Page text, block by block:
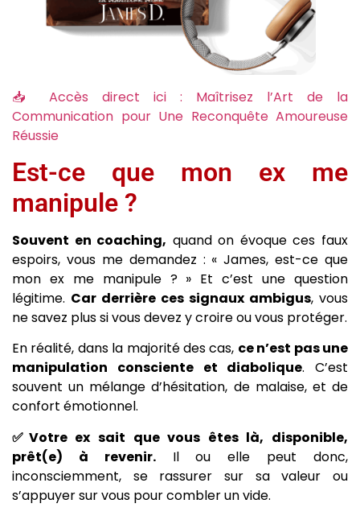
📥 Accès direct ici : Maîtrisez l’Art de la
Communication pour Une Reconquête Amoureuse
Réussie
Est-ce que mon ex me
manipule ?
Souvent en coaching, quand on évoque ces faux
espoirs, vous me demandez : « James, est-ce que
mon ex me manipule ? » Et c’est une question
légitime. Car derrière ces signaux ambigus, vous
ne savez plus si vous devez y croire ou vous protéger.
En réalité, dans la majorité des cas, ce n’est pas une
manipulation consciente et diabolique. C’est
souvent un mélange d’hésitation, de malaise, et de
confort émotionnel.
✅Votre ex sait que vous êtes là, disponible,
prêt(e) à revenir.Il ou elle peut donc,
inconsciemment, se rassurer sur sa valeur ou
s’appuyer sur vous pour combler un vide.